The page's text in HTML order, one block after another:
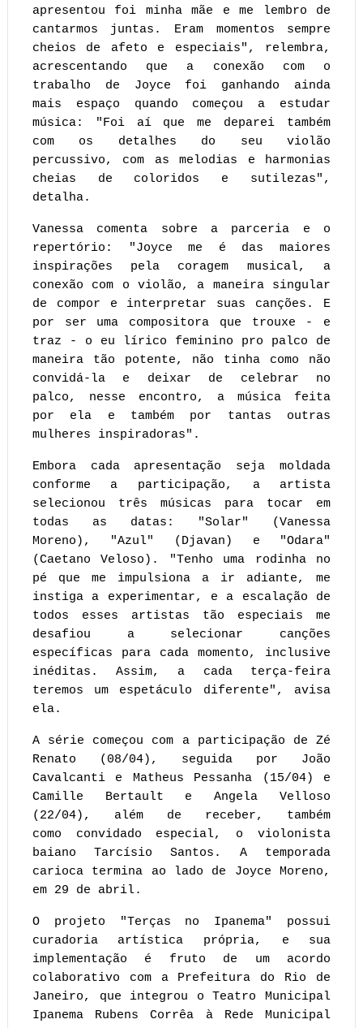
apresentou foi minha mãe e me lembro de
cantarmos juntas. Eram momentos sempre
cheios de afeto e especiais", relembra,
acrescentando que a conexão com o
trabalho de Joyce foi ganhando ainda
mais espaço quando começou a estudar
música: "Foi aí que me deparei também
com os detalhes do seu violão
percussivo, com as melodias e harmonias
cheias de coloridos e sutilezas",
detalha.
Vanessa comenta sobre a parceria e o
repertório: "Joyce me é das maiores
inspirações pela coragem musical, a
conexão com o violão, a maneira singular
de compor e interpretar suas canções. E
por ser uma compositora que trouxe - e
traz - o eu lírico feminino pro palco de
maneira tão potente, não tinha como não
convidá-la e deixar de celebrar no
palco, nesse encontro, a música feita
por ela e também por tantas outras
mulheres inspiradoras".
Embora cada apresentação seja moldada
conforme a participação, a artista
selecionou três músicas para tocar em
todas as datas: "Solar" (Vanessa
Moreno), "Azul" (Djavan) e "Odara"
(Caetano Veloso). "Tenho uma rodinha no
pé que me impulsiona a ir adiante, me
instiga a experimentar, e a escalação de
todos esses artistas tão especiais me
desafiou a selecionar canções
específicas para cada momento, inclusive
inéditas. Assim, a cada terça-feira
teremos um espetáculo diferente", avisa
ela.
A série começou com a participação de Zé
Renato (08/04), seguida por João
Cavalcanti e Matheus Pessanha (15/04) e
Camille Bertault e Angela Velloso
(22/04), além de receber, também
como convidado especial, o violonista
baiano Tarcísio Santos. A temporada
carioca termina ao lado de Joyce Moreno,
em 29 de abril.
O projeto "Terças no Ipanema" possui
curadoria artística própria, e sua
implementação é fruto de um acordo
colaborativo com a Prefeitura do Rio de
Janeiro, que integrou o Teatro Municipal
Ipanema Rubens Corrêa à Rede Municipal